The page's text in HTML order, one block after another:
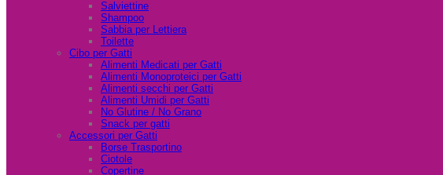
Salviettine
Shampoo
Sabbia per Lettiera
Toilette
Cibo per Gatti
Alimenti Medicati per Gatti
Alimenti Monoproteici per Gatti
Alimenti secchi per Gatti
Alimenti Umidi per Gatti
No Glutine / No Grano
Snack per gatti
Accessori per Gatti
Borse Trasportino
Ciotole
Copertine